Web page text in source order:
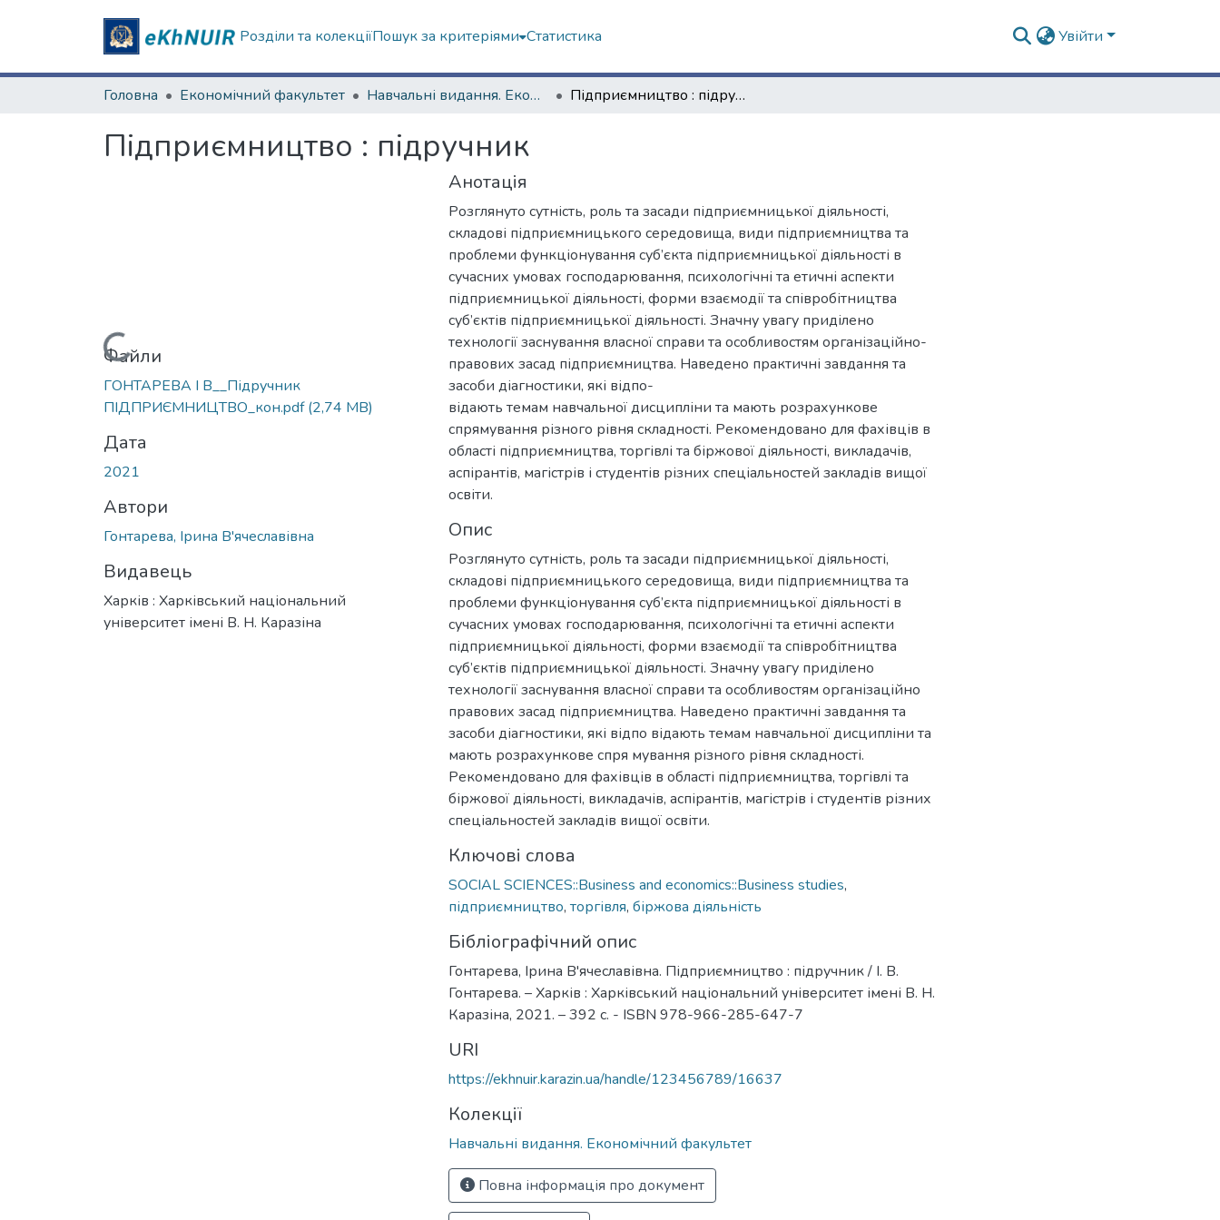
Розділи та колекціїПошук за критеріями Статистика Увійти
Головна Економічний факультет Навчальні видання. Економічний факультет Підприємництво : підручник
Підприємництво : підручник
Вантажиться...
Файли
ГОНТАРЕВА І В__Підручник
ПІДПРИЄМНИЦТВО_кон.pdf(2,74 MB)
Дата
2021
Автори
Гонтарева, Ірина В'ячеславівна
Видавець
Харків : Харківський національний
університет імені В. Н. Каразіна
Анотація
Розглянуто сутність, роль та засади підприємницької діяльності,
складові підприємницького середовища, види підприємництва та
проблеми функціонування суб’єкта підприємницької діяльності в
сучасних умовах господарювання, психологічні та етичні аспекти
підприємницької діяльності, форми взаємодії та співробітництва
суб’єктів підприємницької діяльності. Значну увагу приділено
технології заснування власної справи та особливостям організаційно-
правових засад підприємництва. Наведено практичні завдання та
засоби діагностики, які відпо-
відають темам навчальної дисципліни та мають розрахункове
спрямування різного рівня складності. Рекомендовано для фахівців в
області підприємництва, торгівлі та біржової діяльності, викладачів,
аспірантів, магістрів і студентів різних спеціальностей закладів вищої
освіти.
Опис
Розглянуто сутність, роль та засади підприємницької діяльності,
складові підприємницького середовища, види підприємництва та
проблеми функціонування суб’єкта підприємницької діяльності в
сучасних умовах господарювання, психологічні та етичні аспекти
підприємницької діяльності, форми взаємодії та співробітництва
суб’єктів підприємницької діяльності. Значну увагу приділено
технології заснування власної справи та особливостям організаційно
правових засад підприємництва. Наведено практичні завдання та
засоби діагностики, які відпо відають темам навчальної дисципліни та
мають розрахункове спря мування різного рівня складності.
Рекомендовано для фахівців в області підприємництва, торгівлі та
біржової діяльності, викладачів, аспірантів, магістрів і студентів різних
спеціальностей закладів вищої освіти.
Ключові слова
SOCIAL SCIENCES::Business and economics::Business studies,
підприємництво, торгівля, біржова діяльність
Бібліографічний опис
Гонтарева, Ірина В'ячеславівна. Підприємництво : підручник / І. В.
Гонтарева. – Харків : Харківський національний університет імені В. Н.
Каразіна, 2021. – 392 с. - ISBN 978-966-285-647-7
URI
https://ekhnuir.karazin.ua/handle/123456789/16637
Колекції
Навчальні видання. Економічний факультет
Повна інформація про документ